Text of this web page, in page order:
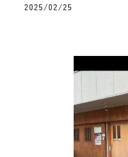
2025/02/25